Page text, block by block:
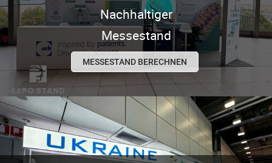
Nachhaltiger
Messestand
MESSESTAND BERECHNEN